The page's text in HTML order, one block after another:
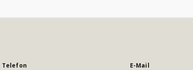
Telefon E-Mail